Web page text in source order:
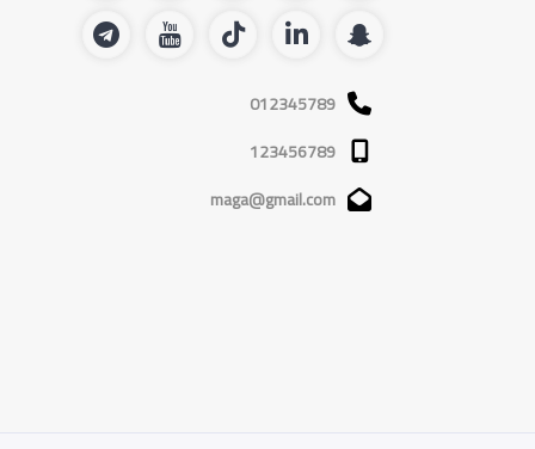
012345789
123456789
maga@gmail.com